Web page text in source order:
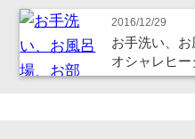
2016/12/29
お手洗い、
オシャレヒ